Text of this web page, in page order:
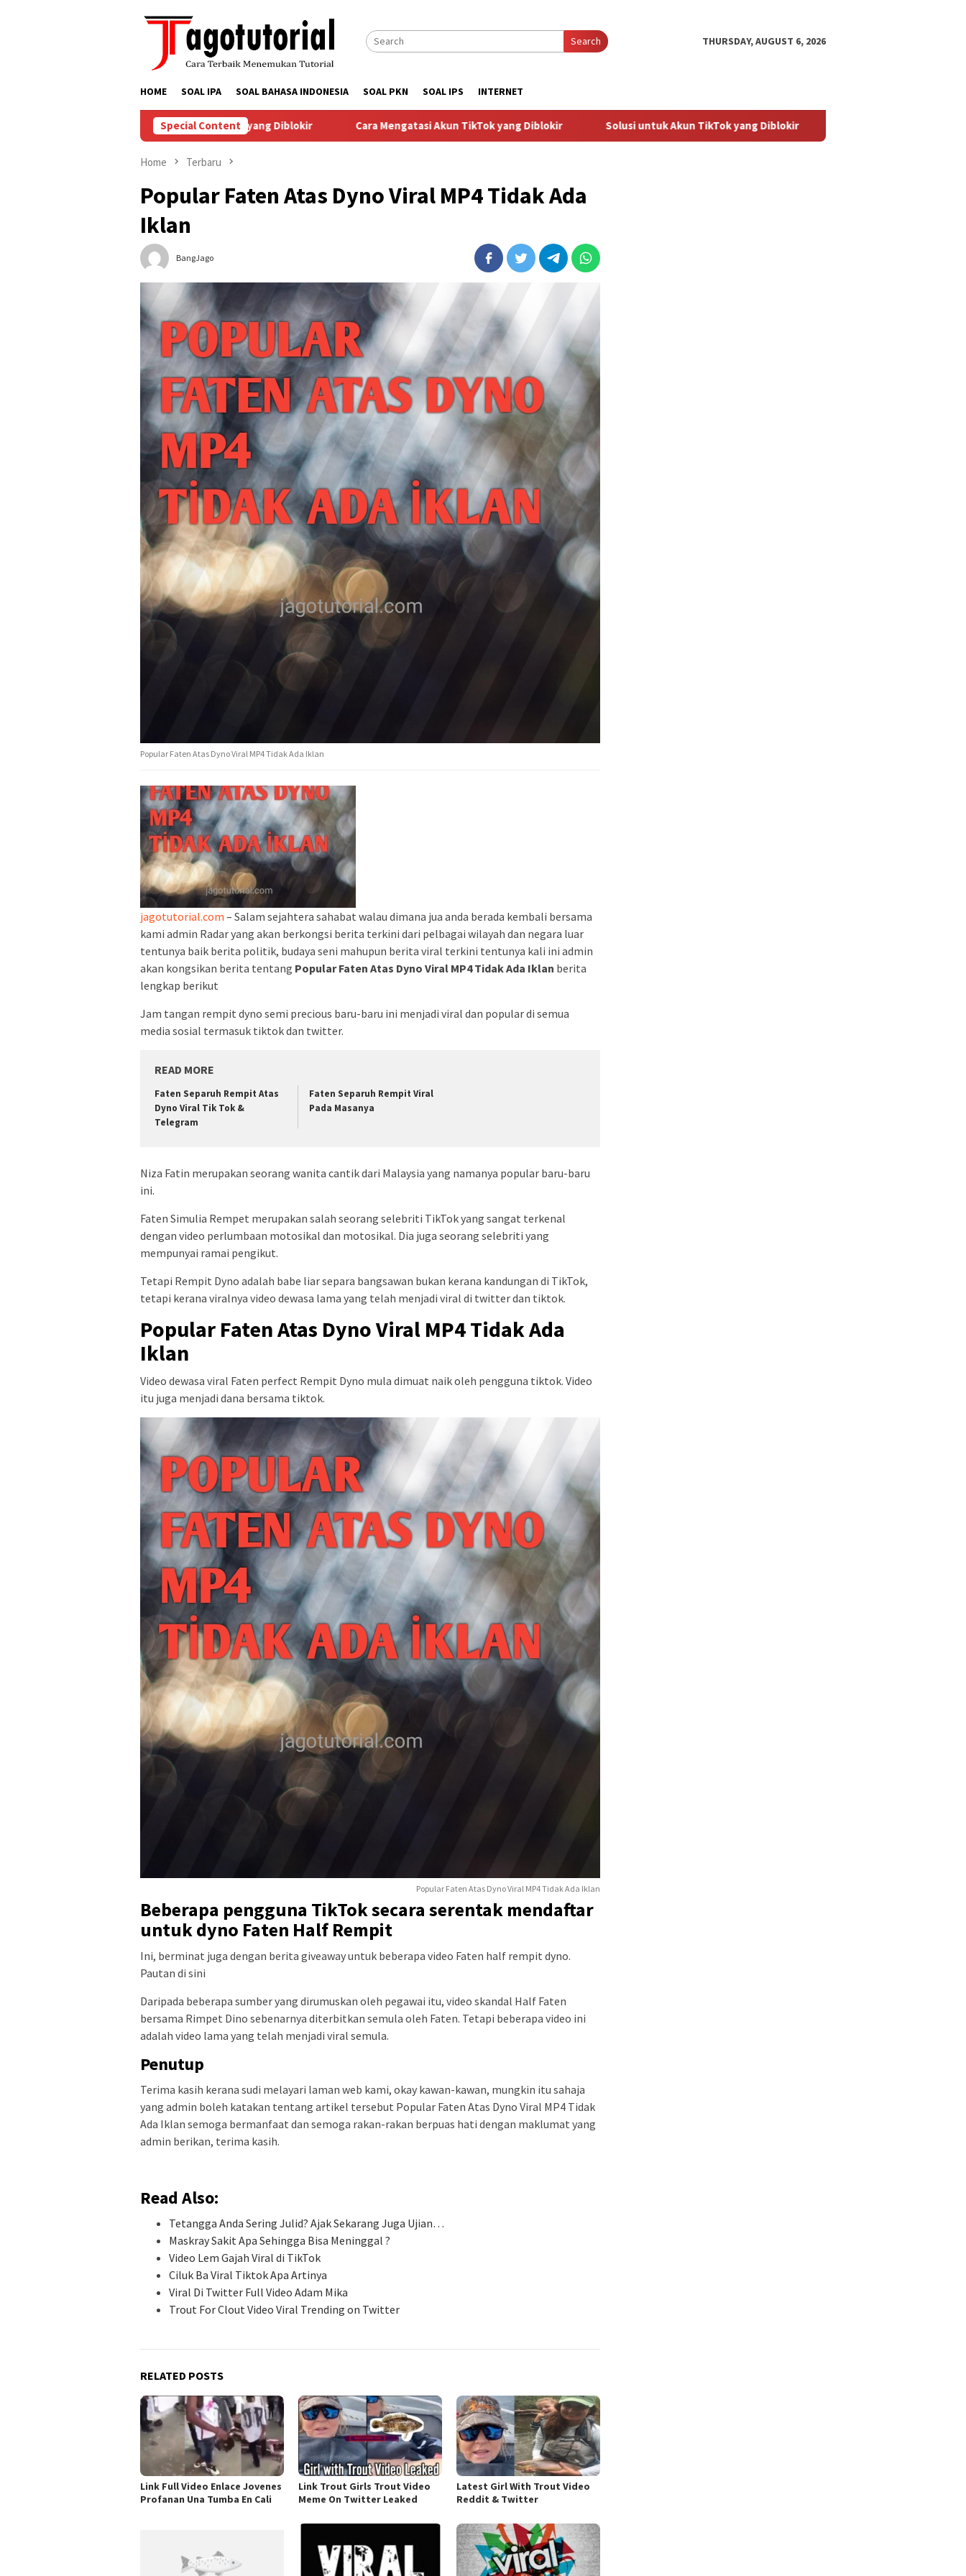
Search THURSDAY, AUGUST 6, 2026
HOME SOAL IPA SOAL BAHASA INDONESIA SOAL PKN SOAL IPS INTERNET
Special Content
Masalah Akun TikTok yang Diblokir Cara Mengatasi Akun TikTok yang Diblokir Solusi untuk Akun TikTok yang Diblokir Panduan untuk Mengaktifkan Kembali
Home Terbaru
Popular Faten Atas Dyno Viral MP4 Tidak Ada
Iklan
BangJago
Popular Faten Atas Dyno Viral MP4 Tidak Ada Iklan
jagotutorial.com – Salam sejahtera sahabat walau dimana jua anda berada kembali bersama
kami admin Radar yang akan berkongsi berita terkini dari pelbagai wilayah dan negara luar
tentunya baik berita politik, budaya seni mahupun berita viral terkini tentunya kali ini admin
akan kongsikan berita tentang Popular Faten Atas Dyno Viral MP4 Tidak Ada Iklan berita
lengkap berikut
Jam tangan rempit dyno semi precious baru-baru ini menjadi viral dan popular di semua
media sosial termasuk tiktok dan twitter.
READ MORE
Faten Separuh Rempit Atas
Dyno Viral Tik Tok &
Telegram
Faten Separuh Rempit Viral
Pada Masanya
Niza Fatin merupakan seorang wanita cantik dari Malaysia yang namanya popular baru-baru
ini.
Faten Simulia Rempet merupakan salah seorang selebriti TikTok yang sangat terkenal
dengan video perlumbaan motosikal dan motosikal. Dia juga seorang selebriti yang
mempunyai ramai pengikut.
Tetapi Rempit Dyno adalah babe liar separa bangsawan bukan kerana kandungan di TikTok,
tetapi kerana viralnya video dewasa lama yang telah menjadi viral di twitter dan tiktok.
Popular Faten Atas Dyno Viral MP4 Tidak Ada
Iklan
Video dewasa viral Faten perfect Rempit Dyno mula dimuat naik oleh pengguna tiktok. Video
itu juga menjadi dana bersama tiktok.
Popular Faten Atas Dyno Viral MP4 Tidak Ada Iklan
Beberapa pengguna TikTok secara serentak mendaftar
untuk dyno Faten Half Rempit
Ini, berminat juga dengan berita giveaway untuk beberapa video Faten half rempit dyno.
Pautan di sini
Daripada beberapa sumber yang dirumuskan oleh pegawai itu, video skandal Half Faten
bersama Rimpet Dino sebenarnya diterbitkan semula oleh Faten. Tetapi beberapa video ini
adalah video lama yang telah menjadi viral semula.
Penutup
Terima kasih kerana sudi melayari laman web kami, okay kawan-kawan, mungkin itu sahaja
yang admin boleh katakan tentang artikel tersebut Popular Faten Atas Dyno Viral MP4 Tidak
Ada Iklan semoga bermanfaat dan semoga rakan-rakan berpuas hati dengan maklumat yang
admin berikan, terima kasih.
Read Also:
Tetangga Anda Sering Julid? Ajak Sekarang Juga Ujian…
Maskray Sakit Apa Sehingga Bisa Meninggal ?
Video Lem Gajah Viral di TikTok
Ciluk Ba Viral Tiktok Apa Artinya
Viral Di Twitter Full Video Adam Mika
Trout For Clout Video Viral Trending on Twitter
RELATED POSTS
Link Full Video Enlace Jovenes
Profanan Una Tumba En Cali
Link Trout Girls Trout Video
Meme On Twitter Leaked
Latest Girl With Trout Video
Reddit & Twitter